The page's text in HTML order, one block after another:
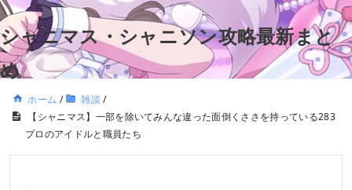
シャニマス・シャニソン攻略最新まと
め
ホーム / 雑談 /
【シャニマス】一部を除いてみんな違った面倒くささを持っている283
プロのアイドルと職員たち